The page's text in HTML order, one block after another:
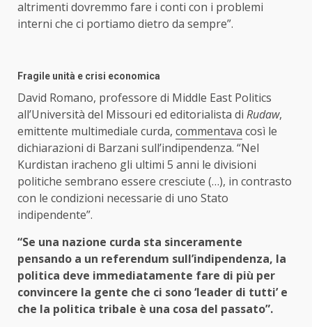
altrimenti dovremmo fare i conti con i problemi
interni che ci portiamo dietro da sempre”.
Fragile unità e crisi economica
David Romano, professore di Middle East Politics
all’Università del Missouri ed editorialista di Rudaw,
emittente multimediale curda, commentava così le
dichiarazioni di Barzani sull’indipendenza. “Nel
Kurdistan iracheno gli ultimi 5 anni le divisioni
politiche sembrano essere cresciute (…), in contrasto
con le condizioni necessarie di uno Stato
indipendente”.
“Se una nazione curda sta sinceramente
pensando a un referendum sull’indipendenza, la
politica deve immediatamente fare di più per
convincere la gente che ci sono ‘leader di tutti’ e
che la politica tribale è una cosa del passato”.